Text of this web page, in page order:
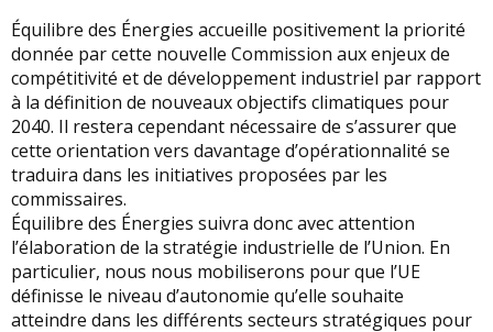
Équilibre des Énergies accueille positivement la priorité
donnée par cette nouvelle Commission aux enjeux de
compétitivité et de développement industriel par rapport
à la définition de nouveaux objectifs climatiques pour
2040. Il restera cependant nécessaire de s’assurer que
cette orientation vers davantage d’opérationnalité se
traduira dans les initiatives proposées par les
commissaires.
Équilibre des Énergies suivra donc avec attention
l’élaboration de la stratégie industrielle de l’Union. En
particulier, nous nous mobiliserons pour que l’UE
définisse le niveau d’autonomie qu’elle souhaite
atteindre dans les différents secteurs stratégiques pour